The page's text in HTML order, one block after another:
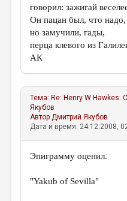
говорил: зажигай
Он пацан был, что
но замучили, гады,
перца клевого из
АК
Тема: Re: Henry W
Якубов
АвторДмитрий Якубов
Дата и время: 24.12.2008,
Эпиграмму оценил.
"Yakub of Sevilla"